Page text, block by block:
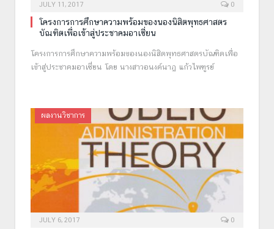
JULY 11, 2017 0
โครงการการศึกษาความพร้อมของนองนิสิตพุทธศาสตร
บัณฑิตเพื่อเข้าสู่ประชาคมอาเซี่ยน
โครงการการศึกษาความพร้อมของนองนิสิตพุทธศาสตรบัณฑิตเพื่อ
เข้าสู่ประชาคมอาเซี่ยน โดย นางสาวอนงค์นาฎ แก้วไพฑูรย์
ผลงานวิชาการ
JULY 6, 2017 0